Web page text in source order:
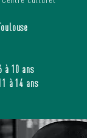
à 10 ans
à 14 ans